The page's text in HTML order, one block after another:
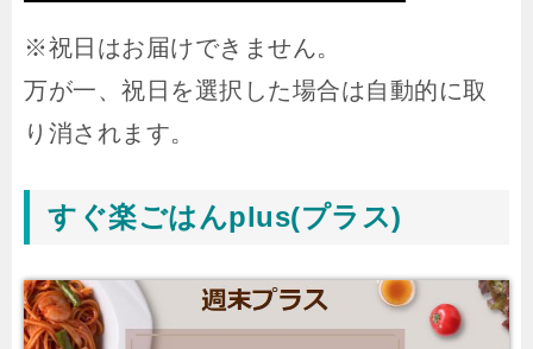
※祝日はお届けできません。
万が一、祝日を選択した場合は自動的に取
り消されます。
すぐ楽ごはんplus(プラス)